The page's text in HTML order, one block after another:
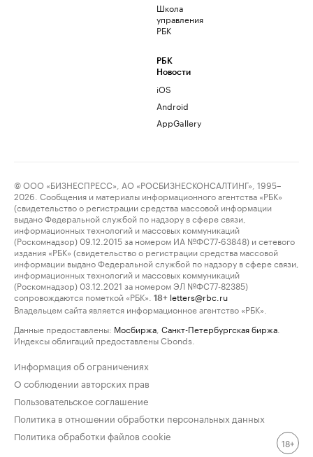
Школа
управления
РБК
РБК
Новости
iOS
Android
AppGallery
© ООО «БИЗНЕСПРЕСС», АО «РОСБИЗНЕСКОНСАЛТИНГ», 1995–
2026. Сообщения и материалы информационного агентства «РБК»
(свидетельство о регистрации средства массовой информации
выдано Федеральной службой по надзору в сфере связи,
информационных технологий и массовых коммуникаций
(Роскомнадзор) 09.12.2015 за номером ИА №ФС77-63848) и сетевого
издания «РБК» (свидетельство о регистрации средства массовой
информации выдано Федеральной службой по надзору в сфере связи,
информационных технологий и массовых коммуникаций
(Роскомнадзор) 03.12.2021 за номером ЭЛ №ФС77-82385)
сопровождаются пометкой «РБК».
18+ letters@rbc.ru
Владельцем сайта является информационное агентство «РБК».
Данные предоставлены: Мосбиржа Санкт-Петербургская биржа
Индексы облигаций предоставлены Cbonds.
Информация об ограничениях
О соблюдении авторских прав
Пользовательское соглашение
Политика в отношении обработки персональных данных
Политика обработки файлов cookie
18+